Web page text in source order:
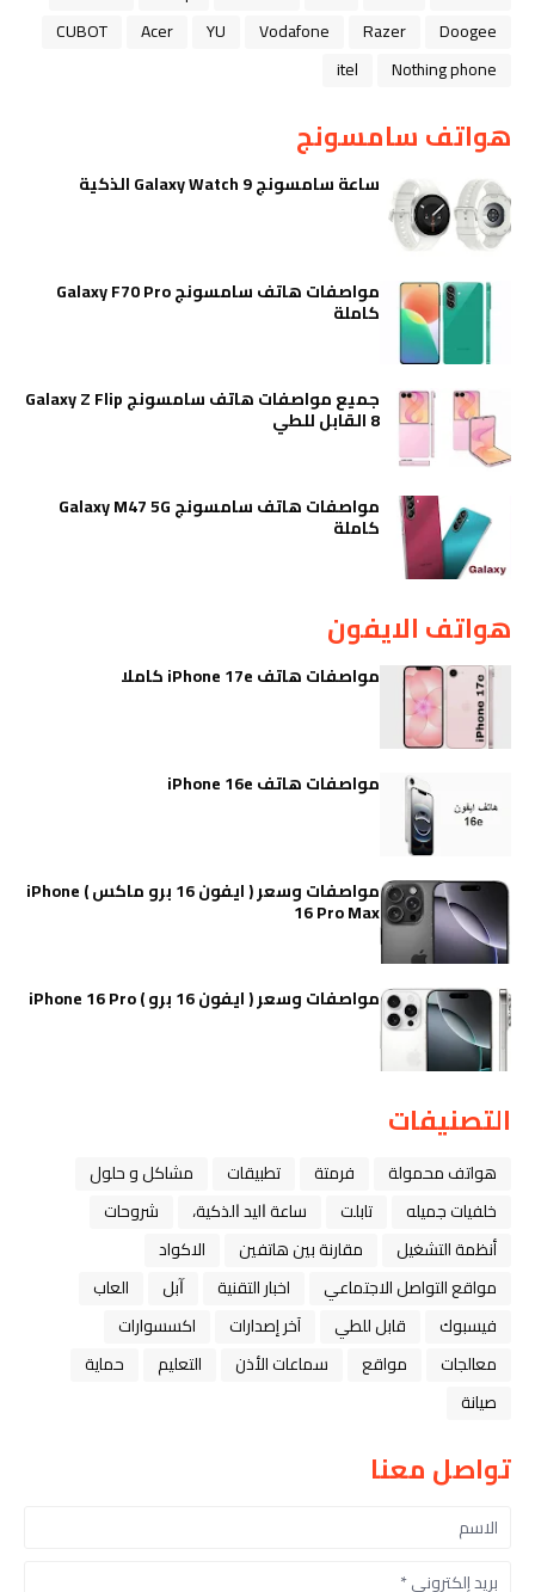
Doogee
Razer
Vodafone
YU
Acer
CUBOT
Nothing phone
itel
هواتف سامسونج
ساعة سامسونج Galaxy Watch 9 الذكية
مواصفات هاتف سامسونج Galaxy F70 Pro
كاملة
جميع مواصفات هاتف سامسونج Galaxy Z Flip
8 القابل للطي
مواصفات هاتف سامسونج Galaxy M47 5G
كاملة
هواتف الايفون
مواصفات هاتف iPhone 17e كاملا
مواصفات هاتف iPhone 16e
مواصفات وسعر ( ايفون 16 برو ماكس ) iPhone
16 Pro Max
مواصفات وسعر ( ايفون 16 برو ) iPhone 16 Pro
التصنيفات
هواتف محمولة فرمتة تطبيقات
مشاكل و حلول
خلفيات جميله
تابلت ﺳﺎﻋﺔ ﺍﻟﻴﺪ ﺍﻟﺬﻛﻴﺔ،
شروحات
أنظمة التشغيل
مقارنة بين هاتفين
الاكواد
مواقع التواصل الاجتماعي
اخبار التقنية ﺁﺑﻞ
العاب
فيسبوك
قابل للطي آخر إصدارات
اكسسوارات
معالجات
مواقع سماعات الأذن التعليم
حماية
صيانة
تواصل معنا